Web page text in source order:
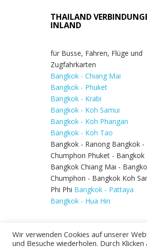
THAILAND
INLAND
für Busse, Fähren, Flüge und
Zugfahrkarten
Bangkok - Chiang Mai
Bangkok - Phuket
Bangkok - Krabi
Bangkok - Koh Samui
Bangkok - Koh Phangan
Bangkok - Koh Tao
Bangkok - Ranong Bangkok -
Chumphon Phuket - Bangkok
Bangkok Chiang Mai -
Chumphon - Bangkok Koh
Phi Phi Bangkok - Pattaya
Bangkok - Hua Hin
Wir verwenden Cookies auf unserer
und Besuche wiederholen. Durch